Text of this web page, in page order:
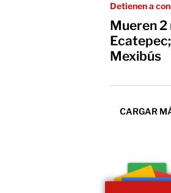
Detienen a
Mueren
Mexibús
CARGAR